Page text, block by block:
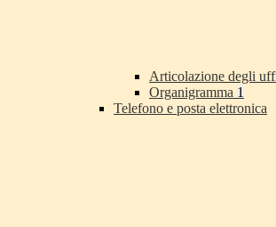
Articolazione degli
Organigramma 1
Telefono e posta elettronica